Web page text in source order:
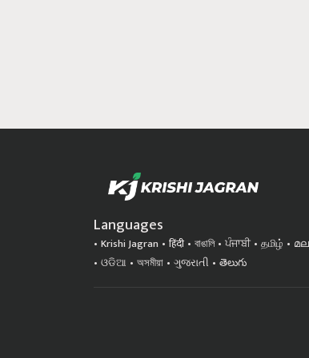
Languages
Krishi Jagran हिंदी বাঙালি ਪੰਜਾਬੀ தமிழ்
ଓଡିଆ
অসমীয়া ગુજરાતી తెలుగు